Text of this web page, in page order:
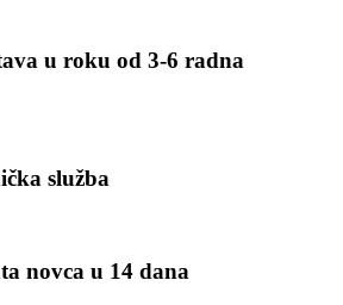
u roku od 3-6 radna
služba
novca u 14 dana